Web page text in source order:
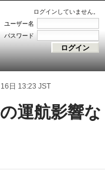
ログインしていません。
ユーザー名
パスワード
日 13:23 JST
運航影響な